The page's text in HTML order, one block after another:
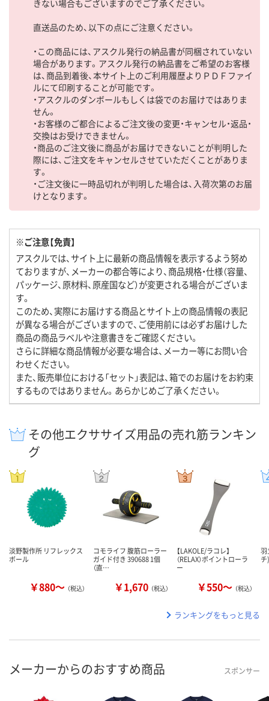
きない場合もございますのでご了承ください。
直送品のため、以下の点にご注意ください。
・この商品には、アスクル発行の納品書が同梱されていない
場合があります。アスクル発行の納品書をご希望のお客様
は、商品到着後、本サイト上のご利用履歴よりＰＤＦファイ
ルにて印刷することが可能です。
・アスクルのダンボールもしくは袋でのお届けではありま
せん。
・お客様のご都合によるご注文後の変更・キャンセル・返品・
交換はお受けできません。
・商品のご注文後に商品がお届けできないことが判明した
際には、ご注文をキャンセルさせていただくことがありま
す。
・ご注文後に一時品切れが判明した場合は、入荷次第のお届
けとなります。
※ご注意【免責】
アスクルでは、サイト上に最新の商品情報を表示するよう努め
ておりますが、メーカーの都合等により、商品規格・仕様（容量、
パッケージ、原材料、原産国など）が変更される場合がございま
す。
このため、実際にお届けする商品とサイト上の商品情報の表記
が異なる場合がございますので、ご使用前には必ずお届けした
商品の商品ラベルや注意書きをご確認ください。
さらに詳細な商品情報が必要な場合は、メーカー等にお問い合
わせください。
また、販売単位における「セット」表記は、箱でのお届けをお約束
するものではありません。あらかじめご了承ください。
その他エクササイズ用品の売れ筋ランキン
グ
淡野製作所 リフレックス
ボール
￥880～ （税込）
コモライフ 腹筋ローラー
ガイド付き 390688 1個
（直…
￥1,670 （税込）
【LAKOLE/ラコレ】
（RELAX）ポイントローラ
ー
￥550～ （税込）
羽
ランキングをもっと見る
メーカーからのおすすめ商品 スポンサー